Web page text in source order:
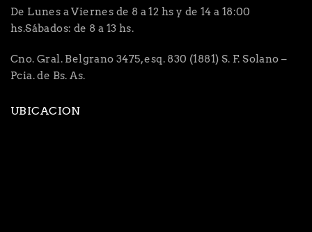
De Lunes a Viernes de 8 a 12 hs y de 14 a 18:00
hs.Sábados: de 8 a 13 hs.
Cno. Gral. Belgrano 3475, esq. 830 (1881) S. F. Solano –
Pcia. de Bs. As.
UBICACION